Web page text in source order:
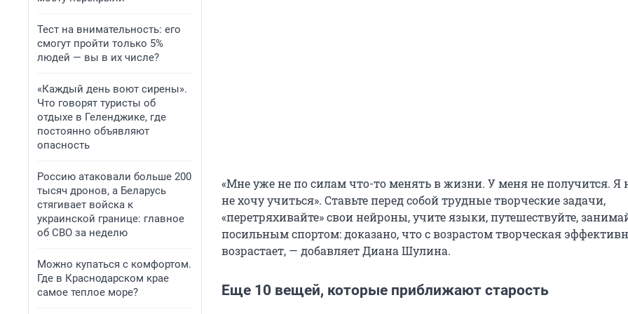
Тест на внимательность: его
смогут пройти только 5%
людей — вы в их числе?
«Каждый день воют сирены».
Что говорят туристы об
отдыхе в Геленджике, где
постоянно объявляют
опасность
Россию атаковали больше 200
тысяч дронов, а Беларусь
стягивает войска к
украинской границе: главное
об СВО за неделю
Можно купаться с комфортом.
Где в Краснодарском крае
самое теплое море?
«Мне уже не по силам что-то менять в жизни. У меня не получится. Я
не хочу учиться». Ставьте перед собой трудные творческие задачи,
«перетряхивайте» свои нейроны, учите языки, путешествуйте,
посильным спортом: доказано, что с возрастом творческая
возрастает, — добавляет Диана Шулина.
Еще 10 вещей, которые приближают старость